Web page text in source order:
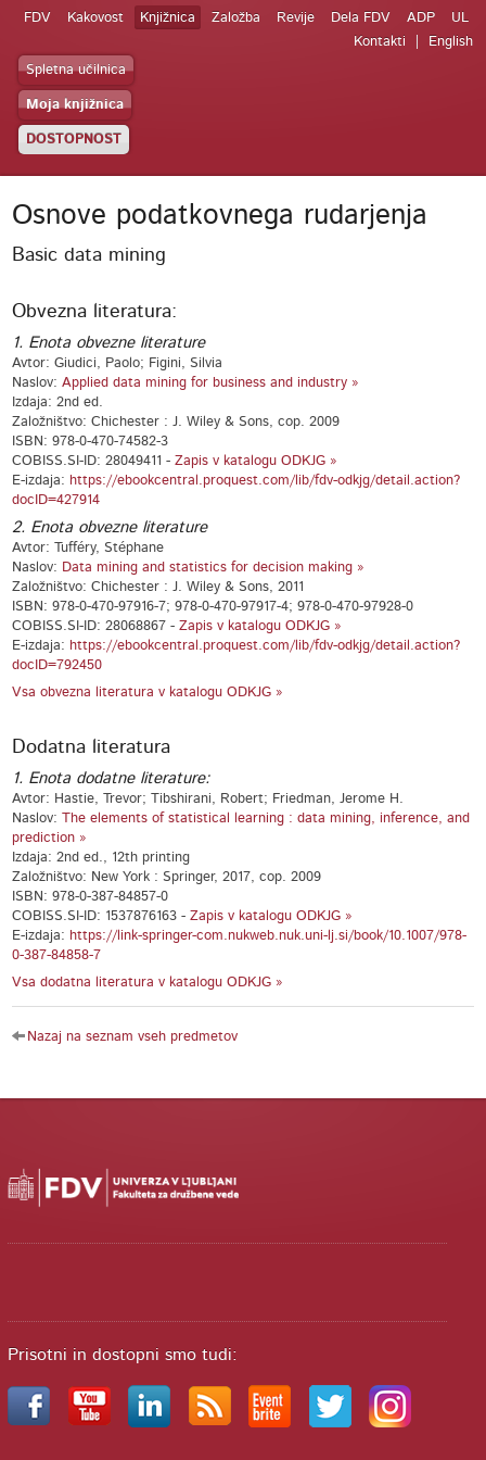
FDV Kakovost Knjižnica Založba Revije Dela FDV ADP
UL
Kontakti
English
Spletna učilnica
Moja knjižnica
DOSTOPNOST
Osnove podatkovnega rudarjenja
Basic data mining
Obvezna literatura:
1. Enota obvezne literature
Avtor: Giudici, Paolo; Figini, Silvia
Naslov:Applied data mining for business and industry »
Izdaja: 2nd ed.
Založništvo: Chichester : J. Wiley & Sons, cop. 2009
ISBN: 978-0-470-74582-3
COBISS.SI-ID: 28049411 -Zapis v katalogu ODKJG »
E-izdaja: https://ebookcentral.proquest.com/lib/fdv-odkjg/detail.action?
docID=427914
2. Enota obvezne literature
Avtor: Tufféry, Stéphane
Naslov: Data mining and statistics for decision making »
Založništvo: Chichester : J. Wiley & Sons, 2011
ISBN: 978-0-470-97916-7; 978-0-470-97917-4; 978-0-470-97928-0
COBISS.SI-ID: 28068867 -Zapis v katalogu ODKJG »
E-izdaja: https://ebookcentral.proquest.com/lib/fdv-odkjg/detail.action?
docID=792450
Vsa obvezna literatura v katalogu ODKJG »
Dodatna literatura
1. Enota dodatne literature:
Avtor: Hastie, Trevor; Tibshirani, Robert; Friedman, Jerome H.
Naslov:The elements of statistical learning : data mining, inference, and
prediction »
Izdaja: 2nd ed., 12th printing
Založništvo: New York : Springer, 2017, cop. 2009
ISBN: 978-0-387-84857-0
COBISS.SI-ID: 1537876163 -Zapis v katalogu ODKJG »
E-izdaja: https://link-springer-com.nukweb.nuk.uni-lj.si/book/10.1007/978-
0-387-84858-7
Vsa dodatna literatura v katalogu ODKJG »
Nazaj na seznam vseh predmetov
Prisotni in dostopni smo tudi: